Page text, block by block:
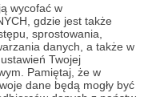
wycofać w
gdzie jest także
sprostowania,
danych, a także w
Twojej
Pamiętaj, że w
dane będą mogły być